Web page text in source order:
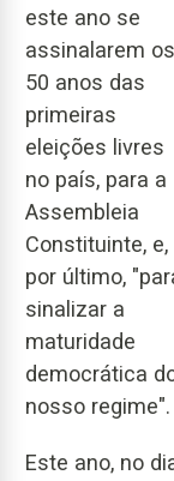
este ano se
assinalarem os
50 anos das
primeiras
eleições livres
no país, para a
Assembleia
Constituinte, e,
por último,
sinalizar a
maturidade
democrática
nosso regime".
Este ano, no